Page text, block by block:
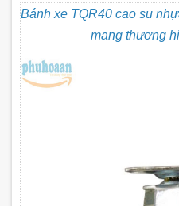
Bánh xe TQR40 cao su
mang thương